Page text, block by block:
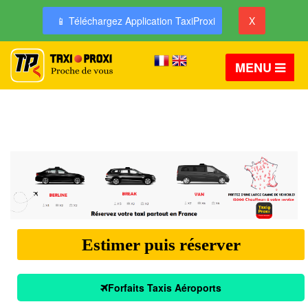
📱 Téléchargez Application TaxiProxi X
MENU
Estimer puis réserver
Forfaits Taxis Aéroports